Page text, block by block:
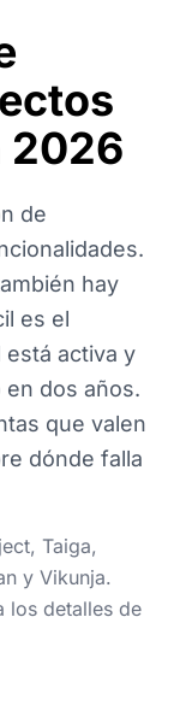
2026
de
hay
es el
está activa y
dos años.
que valen
dónde falla
Taiga,
y Vikunja.
los detalles de